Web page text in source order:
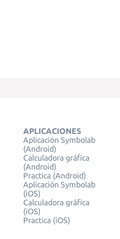
APLICACIONES
Aplicación Symbolab
(Android)
Calculadora gráfica
(Android)
Practica (Android)
Aplicación Symbolab
(iOS)
Calculadora gráfica
(iOS)
Practica (iOS)